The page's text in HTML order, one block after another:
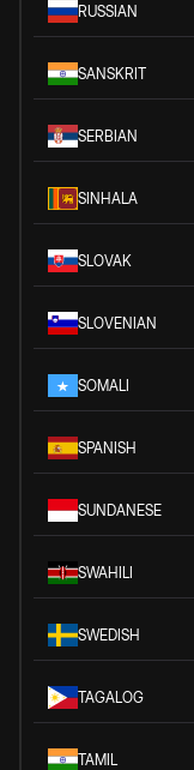
RUSSIAN
SANSKRIT
SERBIAN
SINHALA
SLOVAK
SLOVENIAN
SOMALI
SPANISH
SUNDANESE
SWAHILI
SWEDISH
TAGALOG
TAMIL